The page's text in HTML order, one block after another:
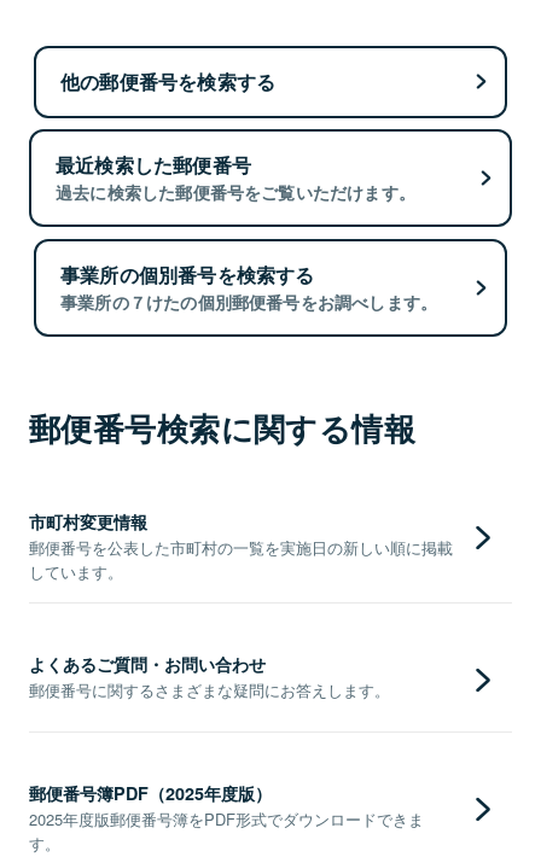
他の郵便番号を検索する
最近検索した郵便番号
過去に検索した郵便番号をご覧いただけます。
事業所の個別番号を検索する
事業所の７けたの個別郵便番号をお調べします。
郵便番号検索に関する情報
市町村変更情報
郵便番号を公表した市町村の一覧を実施日の新しい順に掲載
しています。
よくあるご質問・お問い合わせ
郵便番号に関するさまざまな疑問にお答えします。
郵便番号簿PDF（2025年度版）
2025年度版郵便番号簿をPDF形式でダウンロードできま
す。